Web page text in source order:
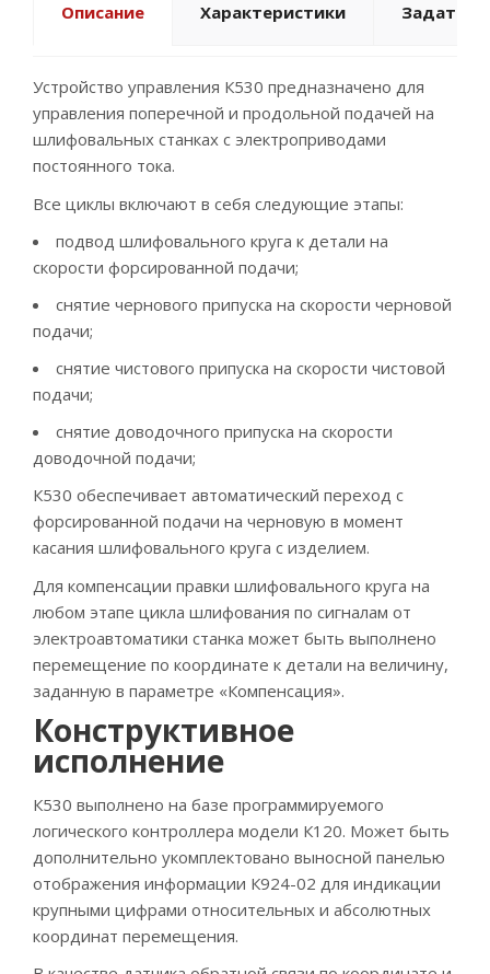
Описание Характеристики Задать
Устройство управления К530 предназначено для
управления поперечной и продольной подачей на
шлифовальных станках с электроприводами
постоянного тока.
Все циклы включают в себя следующие этапы:
подвод шлифовального круга к детали на
скорости форсированной подачи;
снятие чернового припуска на скорости черновой
подачи;
снятие чистового припуска на скорости чистовой
подачи;
снятие доводочного припуска на скорости
доводочной подачи;
К530 обеспечивает автоматический переход с
форсированной подачи на черновую в момент
касания шлифовального круга с изделием.
Для компенсации правки шлифовального круга на
любом этапе цикла шлифования по сигналам от
электроавтоматики станка может быть выполнено
перемещение по координате к детали на величину,
заданную в параметре «Компенсация».
Конструктивное
исполнение
К530 выполнено на базе программируемого
логического контроллера модели К120. Может быть
дополнительно укомплектовано выносной панелью
отображения информации К924-02 для индикации
крупными цифрами относительных и абсолютных
координат перемещения.